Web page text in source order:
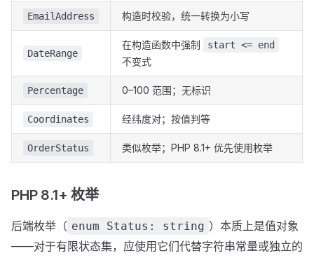
EmailAddress 构造时校验，统一转换为小写
DateRange
在构造函数中强制 start <= end
不变式
Percentage 0–100 范围；无标识
Coordinates 经纬度对；按值判等
OrderStatus 类似枚举；PHP 8.1+ 优先使用枚举
PHP 8.1+ 枚举
后端枚举（ enum Status: string ）本质上是值对象
——对于有限状态集，应使用它们代替字符串常量或独立的